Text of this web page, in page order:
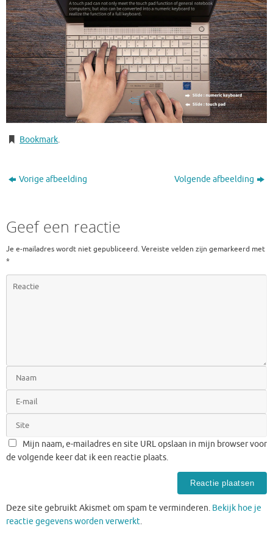
Bookmark.
Vorige afbeelding Volgende afbeelding
Geef een reactie
Je e-mailadres wordt niet gepubliceerd. Vereiste velden zijn gemarkeerd met
*
Mijn naam, e-mailadres en site URL opslaan in mijn browser voor
de volgende keer dat ik een reactie plaats.
Deze site gebruikt Akismet om spam te verminderen. Bekijk hoe je
reactie gegevens worden verwerkt.